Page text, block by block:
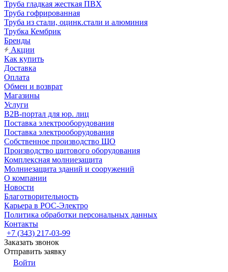
Труба гладкая жесткая ПВХ
Труба гофрированная
Труба из стали, оцинк.стали и алюминия
Трубка Кембрик
Бренды
Акции
Как купить
Доставка
Оплата
Обмен и возврат
Магазины
Услуги
B2B-портал для юр. лиц
Поставка электрооборудования
Поставка электрооборудования
Собственное производство ЩО
Производство щитового оборудования
Комплексная молниезащита
Молниезащита зданий и сооружений
О компании
Новости
Благотворительность
Карьера в РОС-Электро
Политика обработки персональных данных
Контакты
+7 (343) 217-03-99
Заказать звонок
Отправить заявку
Войти